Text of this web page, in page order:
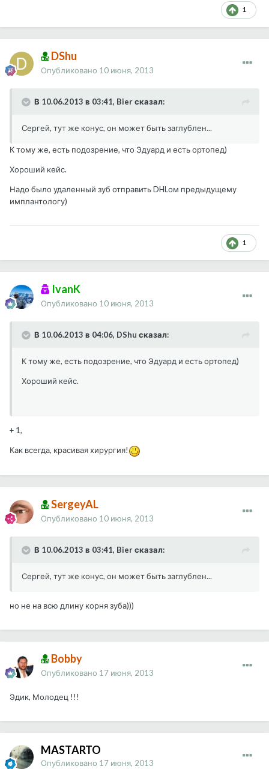
1
DShu
Опубликовано 10 июня, 2013
В 10.06.2013 в 03:41, Bier сказал:
Сергей, тут же конус, он может быть заглублен...
К тому же, есть подозрение, что Эдуард и есть ортопед)
Хороший кейс.
Надо было удаленный зуб отправить DHLом предыдущему
имплантологу)
1
IvanK
Опубликовано 10 июня, 2013
В 10.06.2013 в 04:06, DShu сказал:
К тому же, есть подозрение, что Эдуард и есть ортопед)
Хороший кейс.
+ 1,
Как всегда, красивая хирургия!
SergeyAL
Опубликовано 10 июня, 2013
В 10.06.2013 в 03:41, Bier сказал:
Сергей, тут же конус, он может быть заглублен...
но не на всю длину корня зуба)))
Bobby
Опубликовано 17 июня, 2013
Эдик, Молодец !!!
MASTARTO
Опубликовано 17 июня, 2013